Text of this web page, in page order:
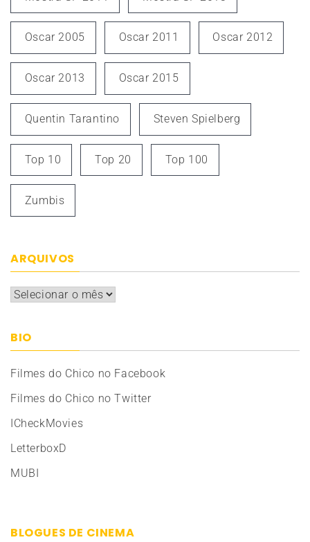
Oscar 2005 Oscar 2011 Oscar 2012
Oscar 2013 Oscar 2015
Quentin Tarantino Steven Spielberg
Top 10 Top 20 Top 100
Zumbis
ARQUIVOS
Arquivos
BIO
Filmes do Chico no Facebook
Filmes do Chico no Twitter
ICheckMovies
LetterboxD
MUBI
BLOGUES DE CINEMA